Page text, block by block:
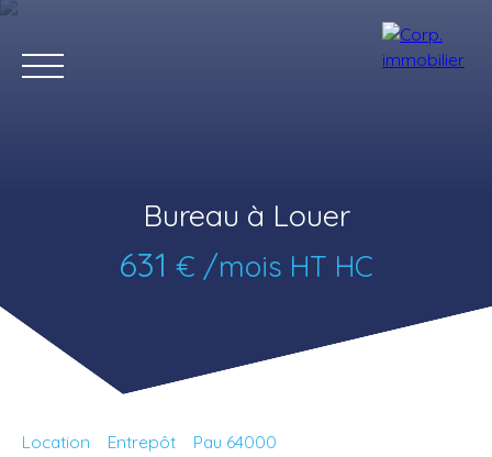
Notre
Bureau à Louer
631 € /mois HT HC
Location Entrepôt
Pau 64000